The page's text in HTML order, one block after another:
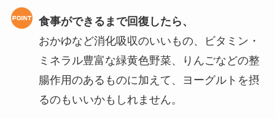
食事ができるまで回復したら、
おかゆなど消化吸収のいいもの、ビタミン・
ミネラル豊富な緑黄色野菜、りんごなどの整
腸作用のあるものに加えて、ヨーグルトを摂
るのもいいかもしれません。